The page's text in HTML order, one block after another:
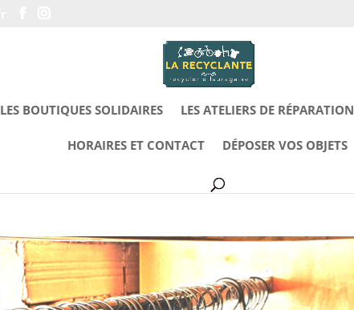
LES BOUTIQUES SOLIDAIRES LES ATELIERS DE RÉPARATION
HORAIRES ET CONTACT DÉPOSER VOS OBJETS